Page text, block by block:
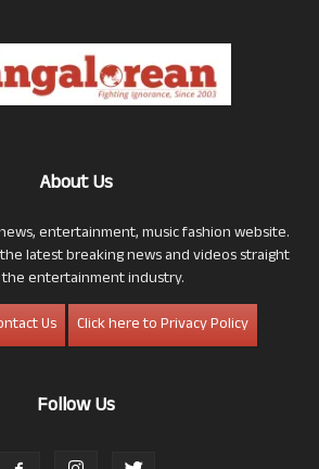
About Us
entertainment, music fashion website.
latest breaking news and videos straight
entertainment industry.
Us
Click here to Privacy Policy
Follow Us